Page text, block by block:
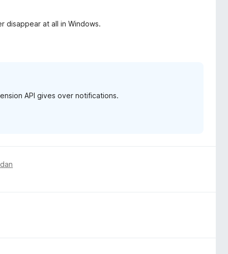
disappear at all in Windows.
API gives over notifications.